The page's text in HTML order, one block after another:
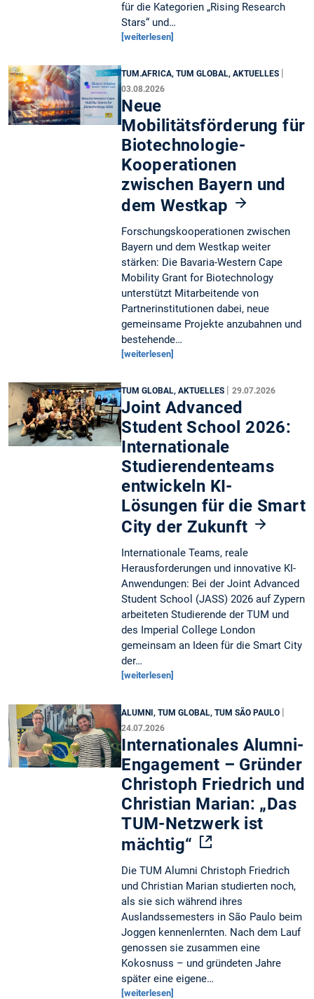
für die Kategorien „Rising Research
Stars“ und…
[weiterlesen]
TUM.AFRICA, TUM GLOBAL, AKTUELLES |
03.08.2026
Neue
Mobilitätsförderung für
Biotechnologie-
Kooperationen
zwischen Bayern und
dem Westkap
Forschungskooperationen zwischen
Bayern und dem Westkap weiter
stärken: Die Bavaria-Western Cape
Mobility Grant for Biotechnology
unterstützt Mitarbeitende von
Partnerinstitutionen dabei, neue
gemeinsame Projekte anzubahnen und
bestehende…
[weiterlesen]
TUM GLOBAL, AKTUELLES |29.07.2026
Joint Advanced
Student School 2026:
Internationale
Studierendenteams
entwickeln KI-
Lösungen für die Smart
City der Zukunft
Internationale Teams, reale
Herausforderungen und innovative KI-
Anwendungen: Bei der Joint Advanced
Student School (JASS) 2026 auf Zypern
arbeiteten Studierende der TUM und
des Imperial College London
gemeinsam an Ideen für die Smart City
der…
[weiterlesen]
ALUMNI, TUM GLOBAL, TUM SÃO PAULO |
24.07.2026
Internationales Alumni-
Engagement – Gründer
Christoph Friedrich und
Christian Marian: „Das
TUM-Netzwerk ist
mächtig“
Die TUM Alumni Christoph Friedrich
und Christian Marian studierten noch,
als sie sich während ihres
Auslandssemesters in São Paulo beim
Joggen kennenlernten. Nach dem Lauf
genossen sie zusammen eine
Kokosnuss – und gründeten Jahre
später eine eigene…
[weiterlesen]